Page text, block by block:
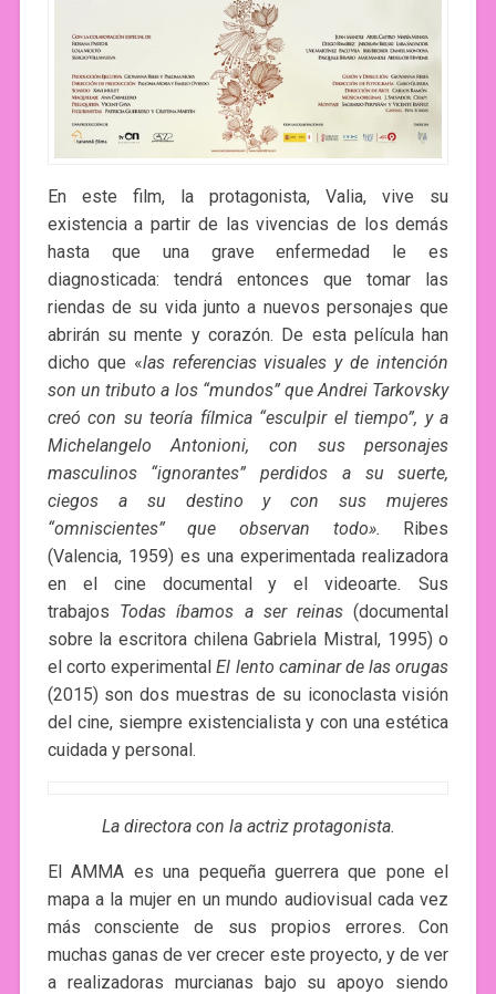
En este film, la protagonista, Valia, vive su
existencia a partir de las vivencias de los demás
hasta que una grave enfermedad le es
diagnosticada: tendrá entonces que tomar las
riendas de su vida junto a nuevos personajes que
abrirán su mente y corazón. De esta película han
dicho que «las referencias visuales y de intención
son un tributo a los “mundos” que Andrei Tarkovsky
creó con su teoría fílmica “esculpir el tiempo”, y a
Michelangelo Antonioni, con sus personajes
masculinos “ignorantes” perdidos a su suerte,
ciegos a su destino y con sus mujeres
“omniscientes” que observan todo». Ribes
(Valencia, 1959) es una experimentada realizadora
en el cine documental y el videoarte.
Sus
trabajos Todas íbamos a ser reinas (documental
sobre la escritora chilena Gabriela Mistral, 1995) o
el corto experimentalEl lento caminar de las orugas
(2015) son dos muestras de su iconoclasta visión
del cine, siempre existencialista y con una estética
cuidada y personal.
La directora con la actriz protagonista.
El AMMA es una pequeña guerrera que pone el
mapa a la mujer en un mundo audiovisual cada vez
más consciente de sus propios errores. Con
muchas ganas de ver crecer este proyecto, y de ver
a realizadoras murcianas bajo su apoyo siendo